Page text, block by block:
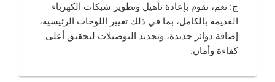
ج: نعم، نقوم بإعادة تأهيل وتطوير شبكات الكهرباء
القديمة بالكامل، بما في ذلك تغيير اللوحات الرئيسية،
إضافة دوائر جديدة، وتجديد التوصيلات لتحقيق أعلى
كفاءة وأمان.